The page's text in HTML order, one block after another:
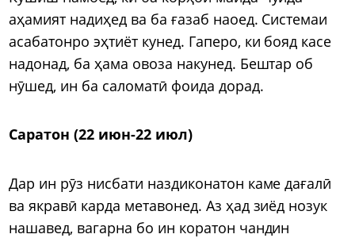
аҳамият надиҳед ва ба ғазаб наоед. Системаи
асабатонро эҳтиёт кунед. Гаперо, ки бояд касе
надонад, ба ҳама овоза накунед. Бештар об
нӯшед, ин ба саломатӣ фоида дорад.
Саратон (22 июн-22 июл)
Дар ин рӯз нисбати наздиконатон каме дағалӣ
ва якравӣ карда метавонед. Аз ҳад зиёд нозук
нашавед, вагарна бо ин коратон чандин